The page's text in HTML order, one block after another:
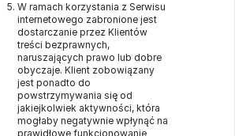
W ramach korzystania z Serwisu
internetowego zabronione jest
dostarczanie przez Klientów
treści bezprawnych,
naruszających prawo lub dobre
obyczaje. Klient zobowiązany
jest ponadto do
powstrzymywania się od
jakiejkolwiek aktywności, która
mogłaby negatywnie wpłynąć na
prawidłowe funkcjonowanie